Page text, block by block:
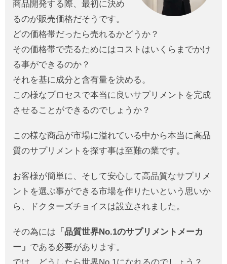
商品開発する際、最初に決め
るのが販売価格だそうです。
どの価格帯だったら売れるかどうか？
その価格帯で売るためにはコストはいくらまでかけ
る事ができるのか？
それを基に成分と含有量を決める。
この様なプロセスで本当に良いサプリメントを完成
させることができるのでしょうか？
この様な商品が市場に溢れている中から本当に高品
質のサプリメントを探す事は至難の業です。
お客様が簡単に、そして安心して高品質なサプリメ
ントを選ぶ事ができる市場を作りたいという思いか
ら、ドクターズチョイスは設立されました。
その為には 「品質世界No.1のサプリメントメーカ
ー」 である必要があります。
では、どうしたら世界No.1になれるのでしょう？